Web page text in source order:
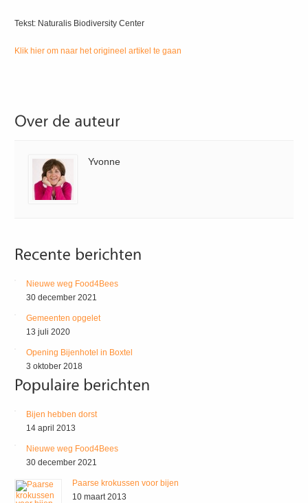
Tekst: Naturalis Biodiversity Center
Klik hier om naar het origineel artikel te gaan
Yvonne
Nieuwe weg Food4Bees
30 december 2021
Gemeenten opgelet
13 juli 2020
Opening Bijenhotel in Boxtel
3 oktober 2018
Bijen hebben dorst
14 april 2013
Nieuwe weg Food4Bees
30 december 2021
Paarse krokussen voor bijen
10 maart 2013